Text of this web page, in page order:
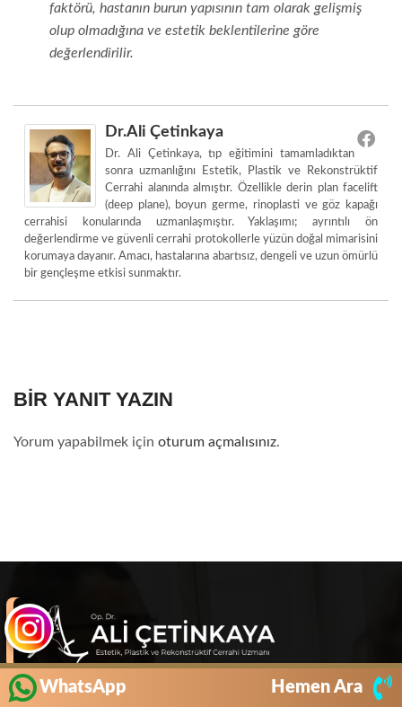
faktörü, hastanın burun yapısının tam olarak gelişmiş
olup olmadığına ve estetik beklentilerine göre
değerlendirilir.
Dr.Ali Çetinkaya
Dr. Ali Çetinkaya, tıp eğitimini tamamladıktan
sonra uzmanlığını Estetik, Plastik ve Rekonstrüktif
Cerrahi alanında almıştır. Özellikle derin plan facelift
(deep plane), boyun germe, rinoplasti ve göz kapağı
cerrahisi konularında uzmanlaşmıştır. Yaklaşımı; ayrıntılı ön
değerlendirme ve güvenli cerrahi protokollerle yüzün doğal mimarisini
korumaya dayanır. Amacı, hastalarına abartısız, dengeli ve uzun ömürlü
bir gençleşme etkisi sunmaktır.
BIR YANIT YAZIN
Yorum yapabilmek için oturum açmalısınız.
WhatsApp Hemen Ara